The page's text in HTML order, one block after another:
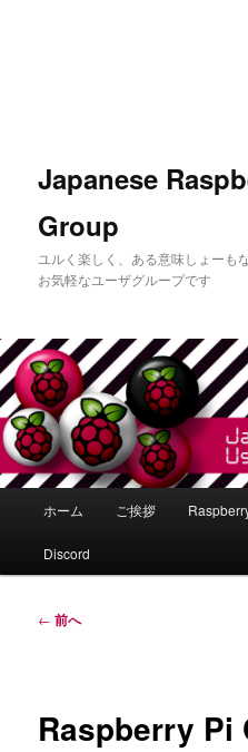
Japanese
Group
ユルく楽しく、ある意味しょーも
お気軽なユーザグループです
メ
ホーム ご挨拶
Discord
投
ー
← 前へ
Raspberry Pi